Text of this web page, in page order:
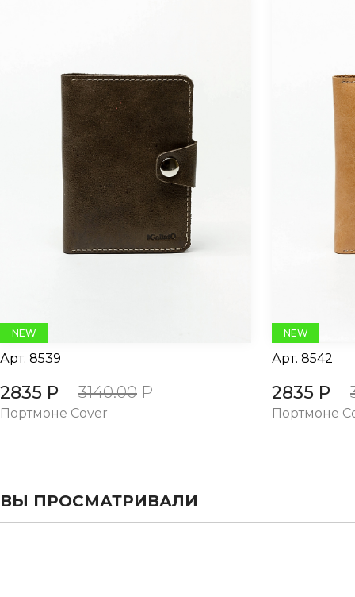
NEW
Арт. 8539
2835 Р 3140.00 Р
Портмоне Cover
NEW
Арт. 8542
2835 Р
Портмоне
ВЫ ПРОСМАТРИВАЛИ